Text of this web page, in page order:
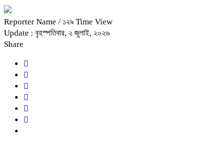
Reporter Name / ১২৯ Time View
Update : বৃহস্পতিবার, ২ জুলাই, ২০২৬
Share